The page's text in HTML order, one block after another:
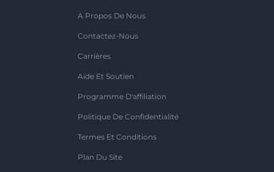
A Propos De Nous
Contactez-Nous
Carrières
Aide Et Soutien
Programme D'affiliation
Politique De Confidentialité
Termes Et Conditions
Plan Du Site